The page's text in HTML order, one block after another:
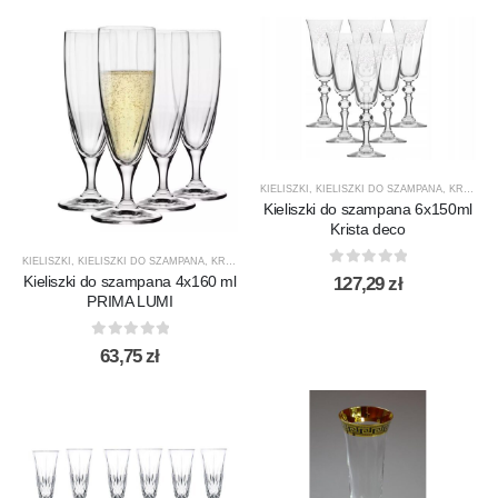
KIELISZKI KIELISZKI DO SZAMPANA KROSNO GLASS NOWOŚCI,PREZENTY
Kieliszki do szampana 4x160 ml
PRIMA LUMI
out of 5
63,75zł
KIELISZKI KIELISZKI DO SZAMPANA KRISTA DECO
Kieliszki do szampana 6x150ml
Krista deco
0out of 5
127,29zł